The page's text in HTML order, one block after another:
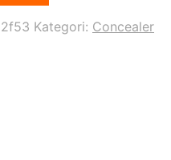
Kategori: Concealer